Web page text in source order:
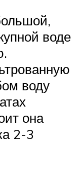
воде
воду
она
2-3